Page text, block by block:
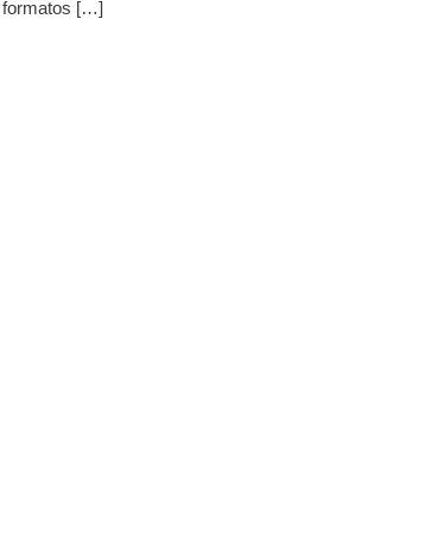
formatos […]